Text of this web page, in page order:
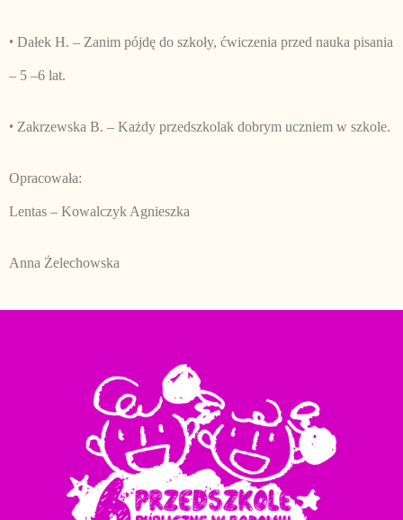
• Dałek H. – Zanim pójdę do szkoły, ćwiczenia przed nauka pisania
– 5 –6 lat.
• Zakrzewska B. – Każdy przedszkolak dobrym uczniem w szkole.
Opracowała:
Lentas – Kowalczyk Agnieszka
Anna Żelechowska